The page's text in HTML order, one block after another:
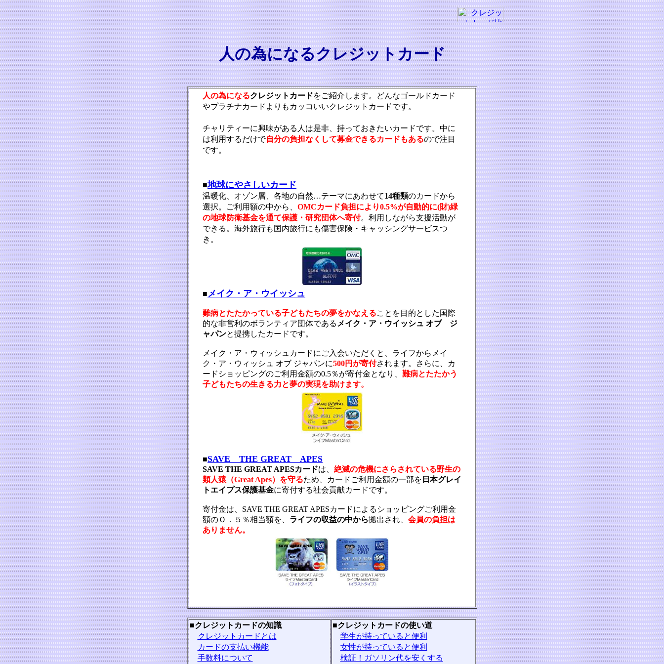
人の為になるクレジットカード
人の為になるクレジットカードをご紹介します。どんなゴールドカード
やプラチナカードよりもカッコいいクレジットカードです。
チャリティーに興味がある人は是非、持っておきたいカードです。中に
は利用するだけで自分の負担なくして募金できるカードもあるので注目
です。
■地球にやさしいカード
温暖化、オゾン層、各地の自然…テーマにあわせて14種類のカードから
選択。ご利用額の中から、 OMCカード負担により0.5%が自動的に(財)緑
の地球防衛基金を通て保護・研究団体へ寄付。利用しながら支援活動が
できる。海外旅行も国内旅行にも傷害保険・キャッシングサービスつ
き。
■メイク・ア・ウイッシュ
難病とたたかっている子どもたちの夢をかなえることを目的とした国際
的な非営利のボランティア団体である メイク・ア・ウイッシュ オブ ジ
ャパンと提携したカードです。
メイク・ア・ウィッシュカードにご入会いただくと、ライフからメイ
ク・ア・ウィッシュ オブ ジャパンに500円が寄付されます。さらに、カ
ードショッピングのご利用金額の0.5％が寄付金となり、 難病とたたかう
子どもたちの生きる力と夢の実現を助けます。
■SAVE THE GREAT APES
SAVE THE GREAT APESカードは、 絶滅の危機にさらされている野生の
類人猿（Great Apes）を守るため、カードご利用金額の一部を 日本グレイ
トエイプス保護基金に寄付する社会貢献カードです。
寄付金は、SAVE THE GREAT APESカードによるショッピングご利用金
額のＯ．５％相当額を、 ライフの収益の中から拠出され、 会員の負担は
ありません。
■クレジットカードの知識
クレジットカードとは
カードの支払い機能
手数料について
■クレジットカードの使い道
学生が持っていると便利
女性が持っていると便利
検証！ガソリン代を安くする